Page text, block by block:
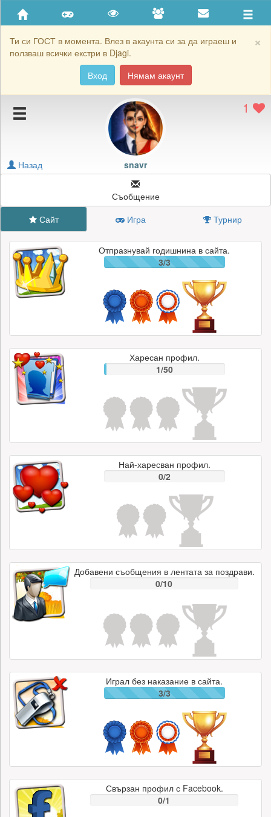
×
Ти си ГОСТ в момента. Влез в акаунта си за да играеш и
ползваш всички екстри в Djagi.
Вход
Нямам акаунт
Приятели
Хронология на игри
Подаръците на snavr
Блокирай snavr
1
snavr
Назад
Съобщение
Сайт
Игра Турнир
Отпразнувай годишнина в сайта.
3/3
Харесан профил.
1/50
Най-харесван профил.
0/2
Добавени съобщения в лентата за поздрави.
0/10
Играл без наказание в сайта.
3/3
Свързан профил с Facebook.
0/1